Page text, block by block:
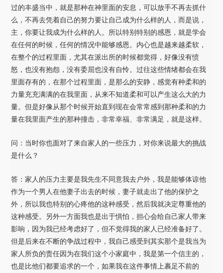
过的丰盛当中，就是那种在神里面的安息，可以放手不再去抓什
么，不再去凭着自己的努力要让自己成为什么样的人，而是说，
主，你要让我成为什么样的人。所以特别特别的感恩，就是学会
在任何的时候，任何的情况中能够感恩。内心也是越来越柔软，
在整个的过程里面，尤其在派出所的时候都觉得，好像没有愤
怒，也没有抱怨，没有委屈也没有自怜。过往这些情绪都会在我
里面存有的，在那个过程里面，是那么的安静，感觉有种柔和的
力量充充满满的在我里面，从来不知道柔和可以产生这么大的力
量。但是好像从那个时候开始直到现在会常常感到那种柔和的力
量在我里面产生的那种撞击，非常幸福、非常满足，就是这样。
问：当时你也面对了来自家人的一些压力，对你来说最大的挑战
是什么？
答：家人的压力主要是我先生不同意我去户外，我是能够体谅他
作为一个男人在他妻子出去的时候，妻子就走出了他的保护之
外，所以我也特别的心疼他的这种感受，然后我就决定尊重他的
这种感受。另外一方面我也是出于惧怕，担心会给自己家人带来
影响，因为我已经考虑好了，但不觉得我的家人已经准备好了。
但是后来在不断的争战过程中，我自己感受到其实那个是我当为
家人所负的责任因为在我们这个小家庭中，我是第一个信主的，
也是比他们都要追求的一个，如果我在这件事情上裹足不前的